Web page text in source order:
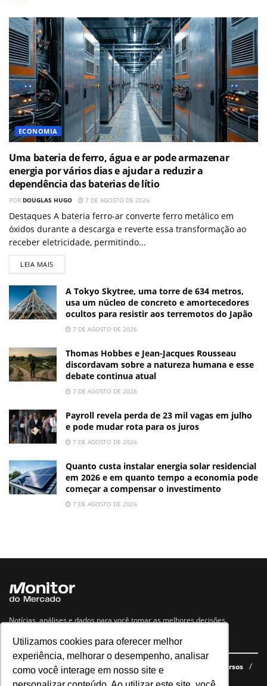
Utilizamos cookies para oferecer melhor
experiência, melhorar o desempenho, analisar
como você interage em nosso site e
ECONOMIA
Uma bateria de ferro, água e ar pode armazenar
energia por vários dias e ajudar a reduzir a
dependência das baterias de lítio
POR DOUGLAS HUGO 7 DE AGOSTO DE 2026
Destaques A bateria ferro-ar converte ferro metálico em
óxidos durante a descarga e reverte essa transformação ao
receber eletricidade, permitindo...
LEIA MAIS
A Tokyo Skytree, uma torre de 634 metros,
usa um núcleo de concreto e amortecedores
ocultos para resistir aos terremotos do Japão
7 DE AGOSTO DE 2026
Thomas Hobbes e Jean-Jacques Rousseau
discordavam sobre a natureza humana e esse
debate continua atual
7 DE AGOSTO DE 2026
Payroll revela perda de 23 mil vagas em julho
e pode mudar rota para os juros
7 DE AGOSTO DE 2026
Quanto custa instalar energia solar residencial
em 2026 e em quanto tempo a economia pode
começar a compensar o investimento
7 DE AGOSTO DE 2026
Notícias, análises e dados para você tomar as melhores decisões.
Navegue no site
Últimas notícias Quem somos E-books gratuitos
Cursos
Política de privacidade